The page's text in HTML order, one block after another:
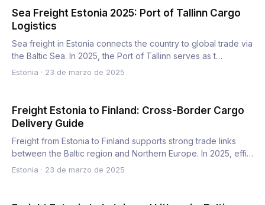
Sea Freight Estonia 2025: Port of Tallinn Cargo
Logistics
Sea freight in Estonia connects the country to global trade via
the Baltic Sea. In 2025, the Port of Tallinn serves as t…
Estonia · 23 de marzo de 2025
Freight Estonia to Finland: Cross-Border Cargo
Delivery Guide
Freight from Estonia to Finland supports strong trade links
between the Baltic region and Northern Europe. In 2025, effi…
Estonia · 23 de marzo de 2025